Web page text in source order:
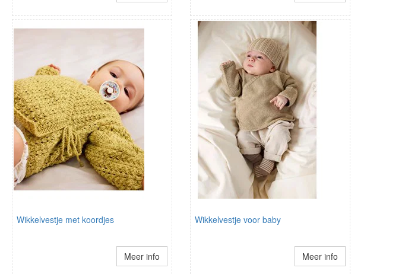
Wikkelvestje met koordjes
Meer info
Wikkelvestje voor baby
Meer info